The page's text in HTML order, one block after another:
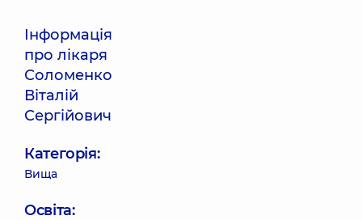
Інформація
про лікаря
Соломенко
Віталій
Сергійович
Категорія:
Вища
Освіта: